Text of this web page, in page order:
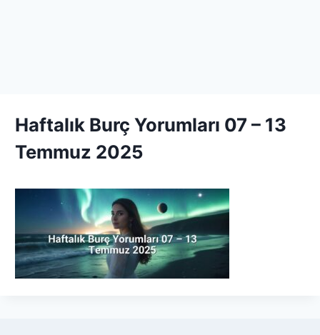
Haftalık Burç Yorumları 07 – 13
Temmuz 2025